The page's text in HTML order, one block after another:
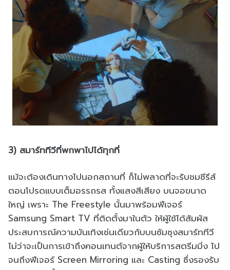
3) สมาร์ททีวีที่พกพาไปได้ทุกที่
แม้จะต้องเดินทางไปนอกสถานที่ ก็ไม่พลาดที่จะรับชมซีรีส์
ตอนโปรดแบบเต็มอรรถรส ทั้งแสงสีเสียง บนจอขนาด
ใหญ่ เพราะ The Freestyle นั้นมาพร้อมฟีเจอร์
Samsung Smart TV ที่ติดตั้งมาในตัว ให้ผู้ใช้ได้สัมผัส
ประสบการณ์ความบันเทิงเช่นเดียวกับบนซัมซุงสมาร์ททีวี
ไม่ว่าจะเป็นการเข้าถึงคอนเทนต์จากผู้ให้บริการสตรีมมิ่ง ไป
จนถึงฟีเจอร์ Screen Mirroring และ Casting ซึ่งรองรับ